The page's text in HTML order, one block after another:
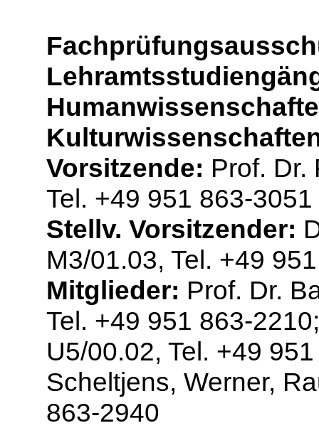
Vorsitzende: Prof. Dr.
Tel. +49 951 863-3051
Stellv. Vorsitzender:
M3/01.03, Tel. +49
Mitglieder: Prof. Dr.
Tel. +49 951 863-
U5/00.02, Tel. +49
Scheltjens, Werner,
863-2940